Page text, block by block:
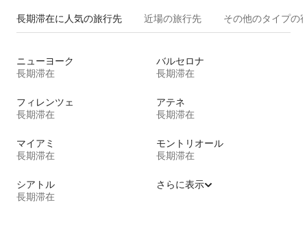
長期滞在に人気の旅行先 近場の旅行先 その他のタ⁠イ⁠プ⁠の
ニューヨーク
長期滞在
バルセロナ
長期滞在
フィレンツェ
長期滞在
アテネ
長期滞在
マイアミ
長期滞在
モントリオール
長期滞在
シアトル
長期滞在
さらに表示